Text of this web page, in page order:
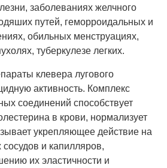
заболеваниях желчного
путей, геморроидальных и
обильных менструациях,
туберкулезе легких.
клевера лугового
активность. Комплекс
соединений способствует
в крови, нормализует
укрепляющее действие на
и капилляров,
их эластичности и